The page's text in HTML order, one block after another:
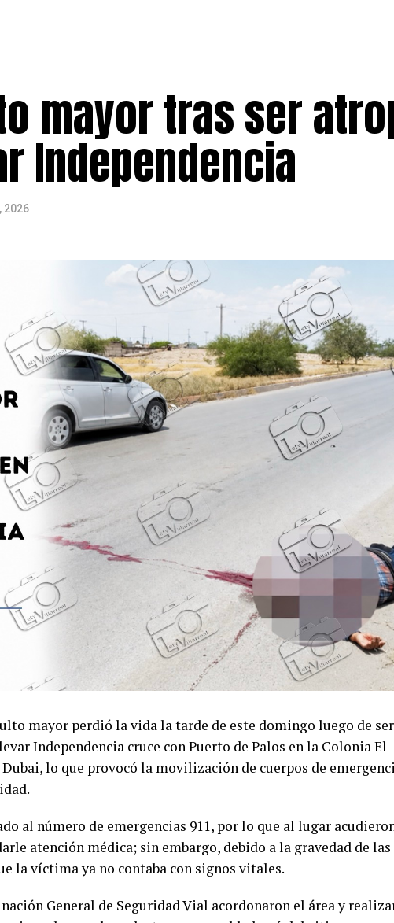
mayor tras ser
Independencia
2026
mayor perdió la vida la tarde de este domingo luego de ser
Independencia cruce con Puerto de Palos en la Colonia El
lo que provocó la movilización de cuerpos de
al número de emergencias 911, por lo que al lugar
atención médica; sin embargo, debido a la gravedad de las
la víctima ya no contaba con signos vitales.
General de Seguridad Vial acordonaron el área y